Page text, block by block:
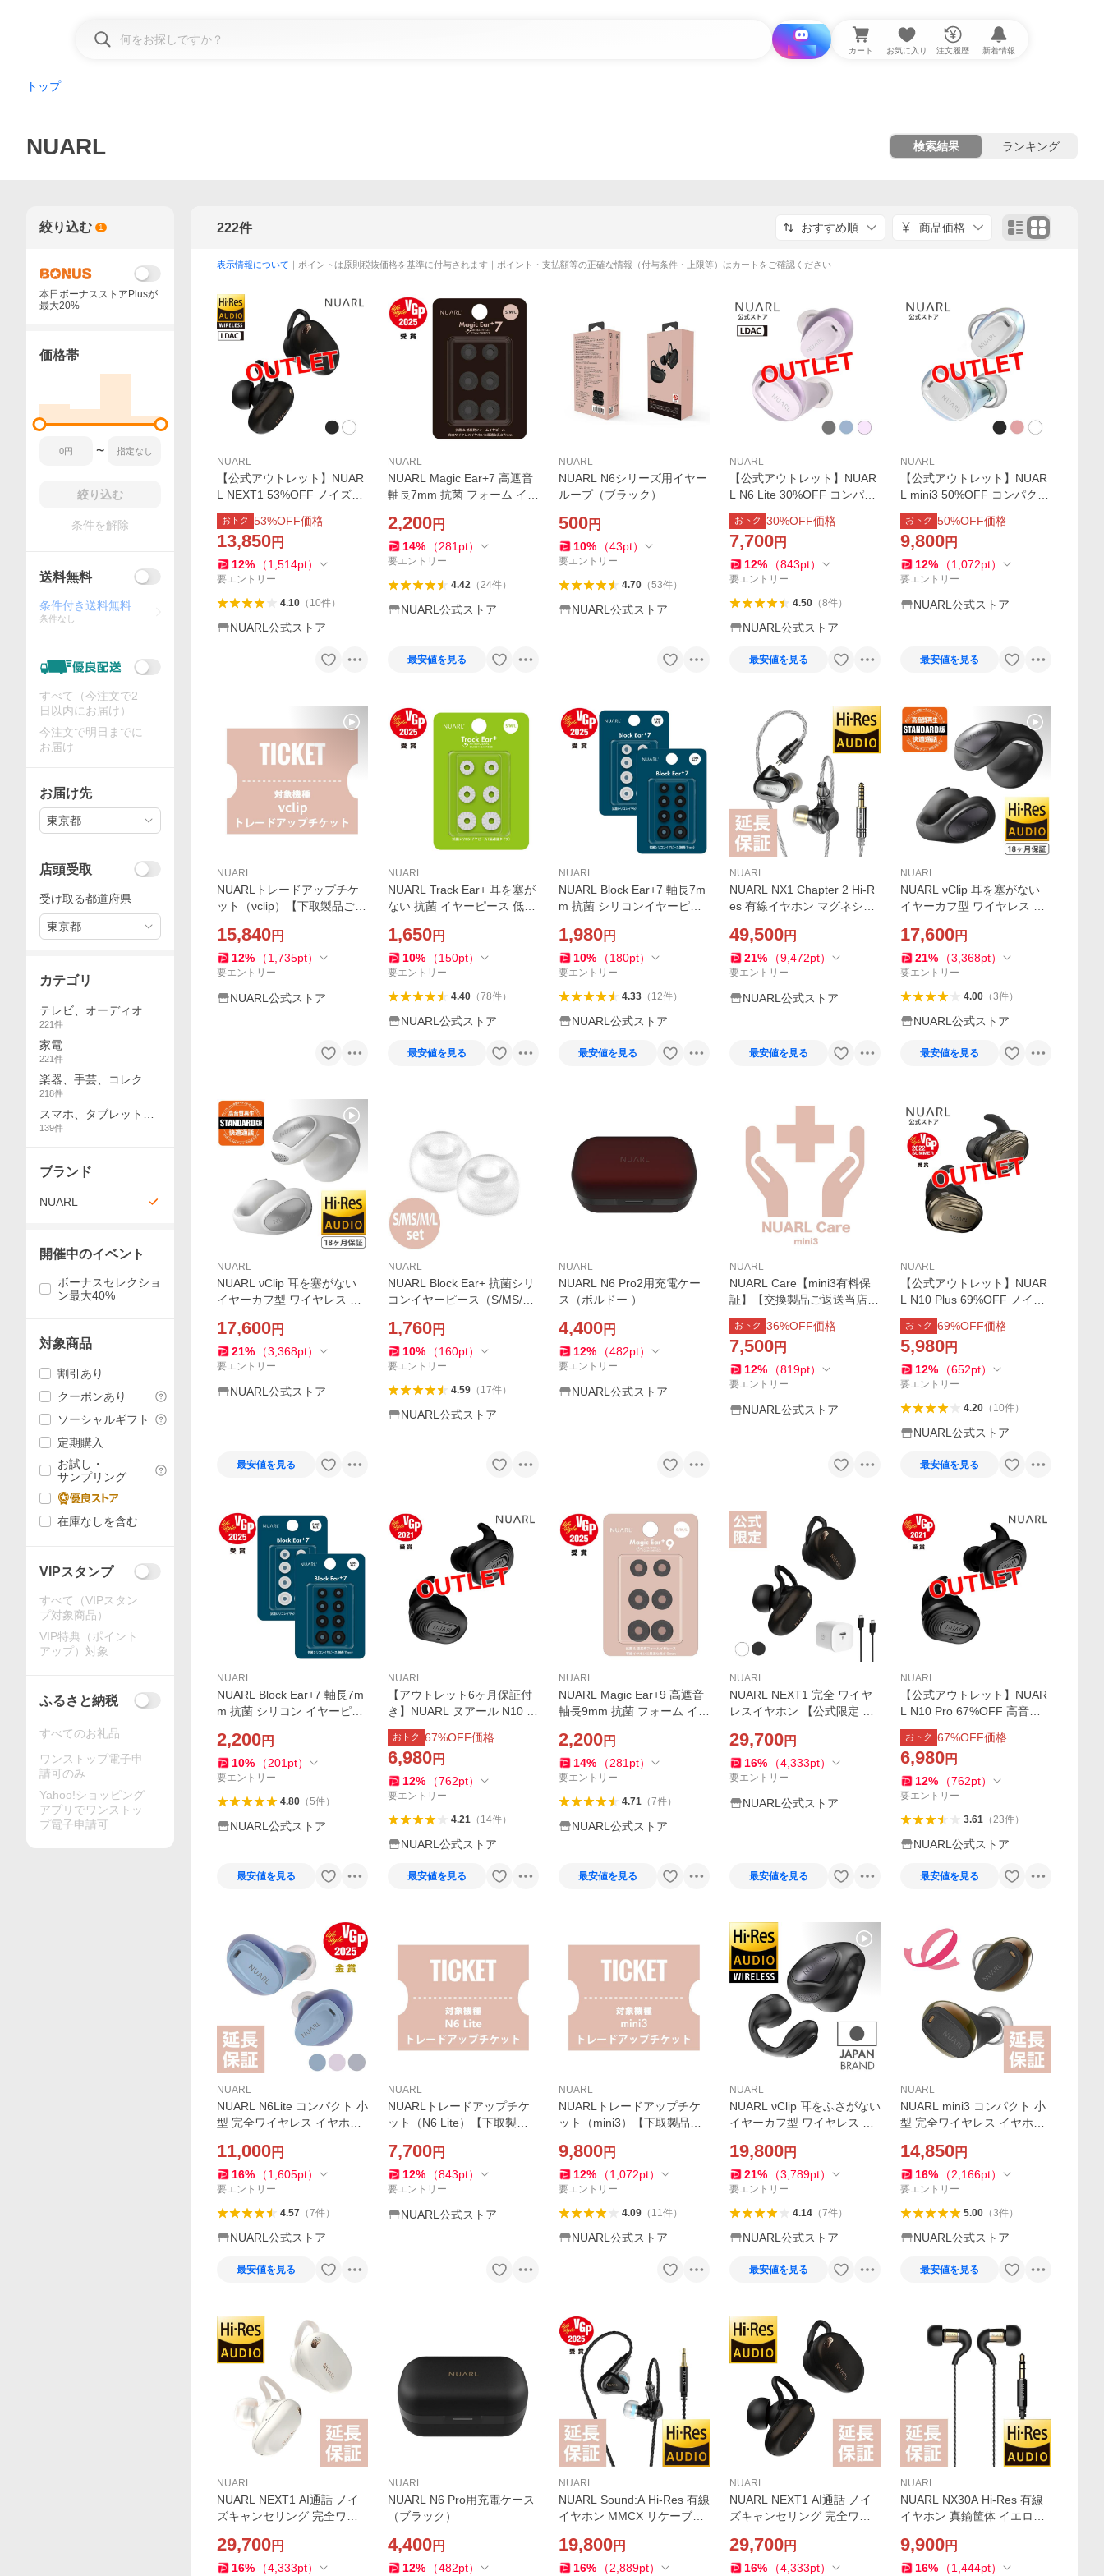
i と探す カート お気に入り 注文履歴 新着情報
トップ
NUARL 検索結果 ランキング
222件 おすすめ順 商品価格
表示情報について ｜ポイントは原則税抜価格を基準に付与されます｜ポイント・支払額等の正確な情報（付与条件・上限等）はカートをご確認ください
NUARL
【公式アウトレット】NUAR
L NEXT1 53%OFF ノイズキ
ャンセリング 完全ワイヤレ
スイヤホン 【6ヶ月保証付】
おトク 53%OFF価格
13,850円
12% （1,514pt）
要エントリー
4.10（ 10件）
NUARL公式ストア
NUARL
NUARL Magic Ear+7 高遮音
軸長7mm 抗菌 フォーム イヤ
25受賞】
2,200円
14% （281 pt）
要エントリー
4.42（24件）
NUARL公式ストア
最安値を見る
NUARL
NUARL N6シリーズ用イヤー
ループ（ブラック）
500円
10% （43pt）
要エントリー
4.70（53件）
NUARL公式ストア
NUARL
【公式アウトレット】NUAR
L N6 Lite 30%OFF コンパク
ト 小型 完全ワイヤレスイヤ
ホン【6ヶ月保証付】
おトク 30%OFF価格
7,700円
12% （843pt）
要エントリー
4.50（8件）
NUARL公式ストア
最安値を見る
NUARL
【公式アウトレット】NUAR
L mini3 50%OFF コンパクト
小型 完全ワイヤレスイヤホ
ン【6ヶ月保証付】
おトク 50%OFF価格
9,800円
12% （1,072pt）
要エントリー
NUARL公式ストア
最安値を見る
NUARL
NUARLトレードアップチケ
ット（νclip）【下取製品ご返
15,840円
12% （1,735pt）
要エントリー
NUARL公式ストア
NUARL
NUARL Track Ear+ 耳を塞が
ない 抗菌 イヤーピース 低遮
が通る 耳カビ対策 【VGP 20
25受賞】
1,650円
10% （150pt）
要エントリー
4.40（78件）
NUARL公式ストア
最安値を見る
NUARL
NUARL Block Ear+7 軸長7m
m 抗菌 シリコンイヤーピー
賞】
1,980円
10% （180pt）
要エントリー
4.33（ 12件）
NUARL公式ストア
最安値を見る
NUARL
NUARL NX1 Chapter 2 Hi-R
es 有線イヤホン マグネシウ
49,500円
21% （9,472pt）
要エントリー
NUARL公式ストア
最安値を見る
NUARL
NUARL νClip 耳を塞がない
イヤーカフ型 ワイヤレス イ
ooth スタンダードエディシ
ョン （ブラック）
17,600円
21% （3,368pt）
要エントリー
4.00（3件）
NUARL公式ストア
最安値を見る
NUARL
NUARL νClip 耳を塞がない
イヤーカフ型 ワイヤレス イ
ooth スタンダードエディシ
ョン（ホワイト）
17,600円
21% （3,368pt）
要エントリー
NUARL公式ストア
最安値を見る
NUARL
NUARL Block Ear+ 抗菌シリ
コンイヤーピース（S/MS/M/
モデル
1,760円
10% （160pt）
要エントリー
4.59（ 17件）
NUARL公式ストア
NUARL
NUARL N6 Pro2用充電ケー
ス（ボルドー ）
4,400円
12% （482pt）
要エントリー
NUARL公式ストア
NUARL
NUARL Care【mini3有料保
証】【交換製品ご返送当店確
認後発送】
おトク 36%OFF価格
7,500円
12% （819pt）
要エントリー
NUARL公式ストア
NUARL
【公式アウトレット】NUAR
L N10 Plus 69%OFF ノイズ
キャンセリング 完全ワイヤ
レスイヤホン【6ヶ月保証付
き】
おトク 69%OFF価格
5,980円
12% （652pt）
要エントリー
4.20（ 10件）
NUARL公式ストア
最安値を見る
NUARL
NUARL Block Ear+7 軸長7m
m 抗菌 シリコン イヤーピー
賞
2,200円
10% （201 pt）
要エントリー
4.80（5件）
NUARL公式ストア
最安値を見る
NUARL
【アウトレット6ヶ月保証付
き】NUARL ヌアール N10 Pr
o 完全 ワイヤレスイヤホン
アクティブノイズキャンセリ
ング 外音取り込み Bluetooth
IPX4防水 マイク付き
おトク 67%OFF価格
6,980円
12% （762pt）
要エントリー
4.21（ 14件）
NUARL公式ストア
最安値を見る
NUARL
NUARL Magic Ear+9 高遮音
軸長9mm 抗菌 フォーム イヤ
25受賞】
2,200円
14% （281 pt）
要エントリー
4.71（7件）
NUARL公式ストア
最安値を見る
NUARL
NUARL NEXT1 完全 ワイヤ
レスイヤホン 【公式限定 急
得セット】
29,700円
16% （4,333pt）
要エントリー
NUARL公式ストア
最安値を見る
NUARL
【公式アウトレット】NUAR
L N10 Pro 67%OFF 高音質
アクティブノイズキャンセリ
ング 完全ワイヤレスイヤホ
ン【6ヶ月保証付き】
おトク 67%OFF価格
6,980円
12% （762pt）
要エントリー
3.61（23件）
NUARL公式ストア
最安値を見る
NUARL
NUARL N6Lite コンパクト 小
型 完全ワイヤレス イヤホン
リング（3カラー）
11,000円
16% （1,605pt）
要エントリー
4.57（7件）
NUARL公式ストア
最安値を見る
NUARL
NUARLトレードアップチケ
ット（N6 Lite）【下取製品
7,700円
12% （843pt）
要エントリー
NUARL公式ストア
NUARL
NUARLトレードアップチケ
ット（mini3）【下取製品ご
9,800円
12% （1,072pt）
要エントリー
4.09（ 11件）
NUARL公式ストア
NUARL
NUARL νClip 耳をふさがない
イヤーカフ型 ワイヤレス イ
イブ翻訳対応版 （ブラッ
ク）
19,800円
21% （3,789pt）
要エントリー
4.14（7件）
NUARL公式ストア
最安値を見る
NUARL
NUARL mini3 コンパクト 小
型 完全ワイヤレス イヤホン
ックゴールド） 公式限定延
長保証
14,850円
16% （2,166pt）
要エントリー
5.00（3件）
NUARL公式ストア
最安値を見る
NUARL
NUARL NEXT1 AI通話 ノイ
ズキャンセリング 完全ワイ
s ANC AIVC（ホワイトイグ
レット）
29,700円
16% （4,333pt）
NUARL
NUARL N6 Pro用充電ケース
（ブラック）
4,400円
12% （482pt）
NUARL
NUARL Sound:A Hi-Res 有線
イヤホン MMCX リケーブル
19,800円
16% （2,889pt）
NUARL
NUARL NEXT1 AI通話 ノイ
ズキャンセリング 完全ワイ
s ANC AIVC（ブラックエボ
ニー）
29,700円
16% （4,333pt）
NUARL
NUARL NX30A Hi-Res 有線
イヤホン 真鍮筐体 イエロー
9,900円
16% （1,444pt）
絞り込む 1
本日ボーナスストアPlusが
最大20%
価格帯
〜
絞り込む
条件を解除
送料無料
条件付き送料無料
条件なし
すべて（今注文で2
日以内にお届け）
今注文で明日までに
お届け
お届け先
東京都
店頭受取
受け取る都道府県
東京都
カテゴリ
テレビ、オーディオ、
カメラ
221件
家電
221件
楽器、手芸、コレクシ
ョン
218件
スマホ、タブレット、
パソコン
139件
ブランド
NUARL
開催中のイベント
ボーナスセレクショ
ン最大40%
対象商品
割引あり
クーポンあり
ソーシャルギフト
定期購入
お試し・
サンプリング
在庫なしを含む
VIPスタンプ
すべて（VIPスタン
プ対象商品）
VIP特典（ポイント
アップ）対象
ふるさと納税
すべてのお礼品
ワンストップ電子申
請可のみ
Yahoo!ショッピング
アプリでワンストッ
プ電子申請可